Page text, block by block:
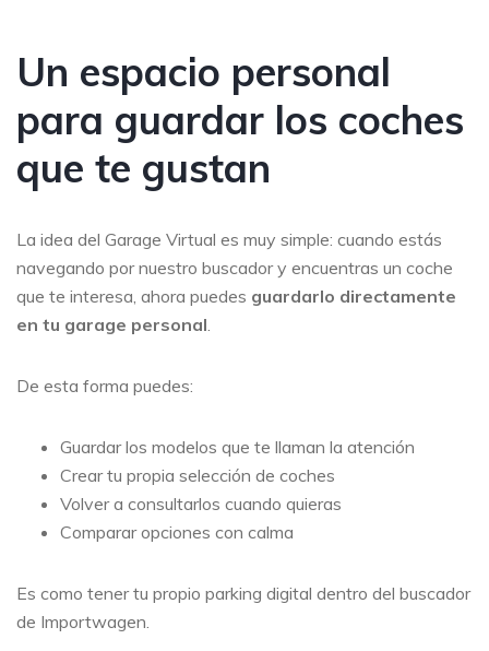
Un espacio personal
para guardar los coches
que te gustan
La idea del Garage Virtual es muy simple: cuando estás
navegando por nuestro buscador y encuentras un coche
que te interesa, ahora puedes guardarlo directamente
en tu garage personal
De esta forma puedes:
Guardar los modelos que te llaman la atención
Crear tu propia selección de coches
Volver a consultarlos cuando quieras
Comparar opciones con calma
Es como tener tu propio parking digital dentro del buscador
de Importwagen.